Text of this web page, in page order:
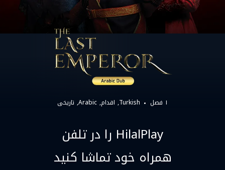
۱ فصل Turkish اقدام Arabic تاریخی
HilalPlay را در تلفن
همراه خود تماشا کنید